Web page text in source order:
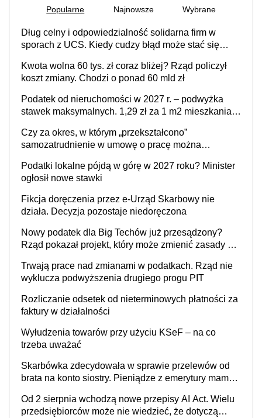
Popularne Najnowsze Wybrane
Dług celny i odpowiedzialność solidarna firm w
sporach z UCS. Kiedy cudzy błąd może stać się
Kwota wolna 60 tys. zł coraz bliżej? Rząd policzył
koszt zmiany. Chodzi o ponad 60 mld zł
Podatek od nieruchomości w 2027 r. – podwyżka
stawek maksymalnych. 1,29 zł za 1 m2 mieszkania,
prowadzeniem działalności gospodarczej
Czy za okres, w którym „przekształcono”
samozatrudnienie w umowę o pracę można
cywilnoprawnej jedynym racjonalnym wyjściem
Podatki lokalne pójdą w górę w 2027 roku? Minister
ogłosił nowe stawki
Fikcja doręczenia przez e-Urząd Skarbowy nie
działa. Decyzja pozostaje niedoręczona
Nowy podatek dla Big Techów już przesądzony?
Rząd pokazał projekt, który może zmienić zasady gry
Trwają prace nad zmianami w podatkach. Rząd nie
wyklucza podwyższenia drugiego progu PIT
Rozliczanie odsetek od nieterminowych płatności za
faktury w działalności
Wyłudzenia towarów przy użyciu KSeF – na co
trzeba uważać
Skarbówka zdecydowała w sprawie przelewów od
brata na konto siostry. Pieniądze z emerytury mamy
będzie
Od 2 sierpnia wchodzą nowe przepisy AI Act. Wielu
przedsiębiorców może nie wiedzieć, że dotyczą